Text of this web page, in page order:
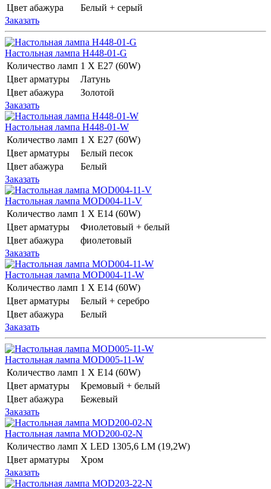
Цвет абажура
Белый + серый
Заказать
Настольная лампа H448-01-G
Количество ламп 1 Х E27 (60W)
Цвет арматуры
Латунь
Цвет абажура
Золотой
Заказать
Настольная лампа H448-01-W
Количество ламп 1 Х E27 (60W)
Цвет арматуры
Белый песок
Цвет абажура
Белый
Заказать
Настольная лампа MOD004-11-V
Количество ламп 1 Х E14 (60W)
Цвет арматуры
Фиолетовый + белый
Цвет абажура
фиолетовый
Заказать
Настольная лампа MOD004-11-W
Количество ламп 1 Х E14 (60W)
Цвет арматуры
Белый + серебро
Цвет абажура
Белый
Заказать
Настольная лампа MOD005-11-W
Количество ламп 1 Х E14 (60W)
Цвет арматуры
Кремовый + белый
Цвет абажура
Бежевый
Заказать
Настольная лампа MOD200-02-N
Количество ламп Х LED 1305,6 LM (19,2W)
Цвет арматуры
Хром
Заказать